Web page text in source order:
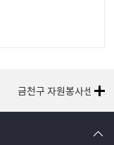
금천구 자원봉사센터